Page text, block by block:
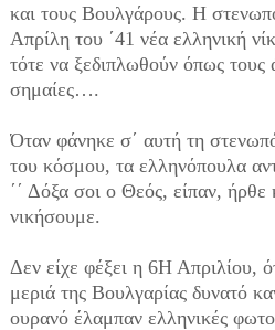
και τους Βουλγάρους. Η
Απρίλη του ΄41 νέα ελληνική
τότε να ξεδιπλωθούν όπως τους
σημαίες….
Όταν φάνηκε σ΄ αυτή τη
του κόσμου, τα ελληνόπουλα
΄΄ Δόξα σοι ο Θεός, είπαν, ήρθε
νικήσουμε.
Δεν είχε φέξει η 6Η Απριλίου,
μεριά της Βουλγαρίας δυνατό
ουρανό έλαμπαν ελληνικές